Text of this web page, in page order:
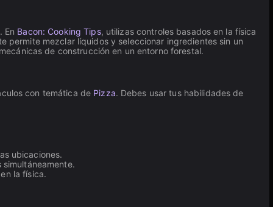
En Bacon: Cooking Tips, utilizas controles basados en la física
permite mezclar líquidos y seleccionar ingredientes sin un
de construcción en un entorno forestal.
con temática de Pizza. Debes usar tus habilidades de
ubicaciones.
la física.